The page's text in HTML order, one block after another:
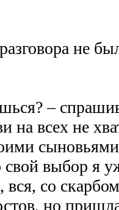
не
–
на всех не
выбор я
вся, со
но